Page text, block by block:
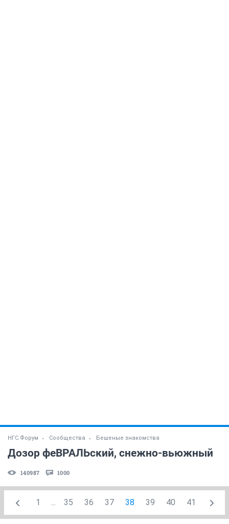
НГС.Форум Сообщества Бешеные знакомства
Дозор феВРАЛЬский, снежно-вьюжный
140987 1000
1 ... 35 36 37 38 39 40 41